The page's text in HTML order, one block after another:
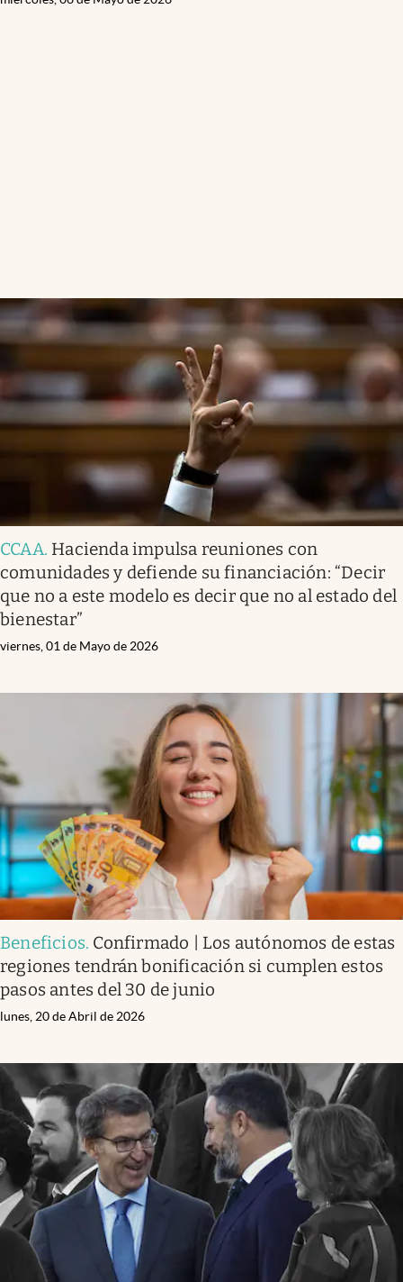
CCAA. Hacienda impulsa reuniones con
comunidades y defiende su financiación: “Decir
que no a este modelo es decir que no al estado del
bienestar”
viernes, 01 de Mayo de 2026
Beneficios. Confirmado | Los autónomos de estas
regiones tendrán bonificación si cumplen estos
pasos antes del 30 de junio
lunes, 20 de Abril de 2026